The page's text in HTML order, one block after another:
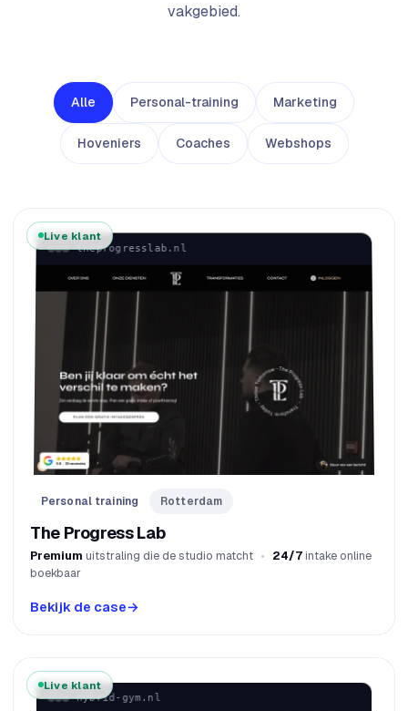
vakgebied.
Alle Personal-training Marketing
Hoveniers Coaches Webshops
Live klant
theprogresslab.nl
Personal training Rotterdam
The Progress Lab
Premium uitstraling die de studio matcht 24/7 intake online
boekbaar
Bekijk de case→
Live klant
hybrid-gym.nl